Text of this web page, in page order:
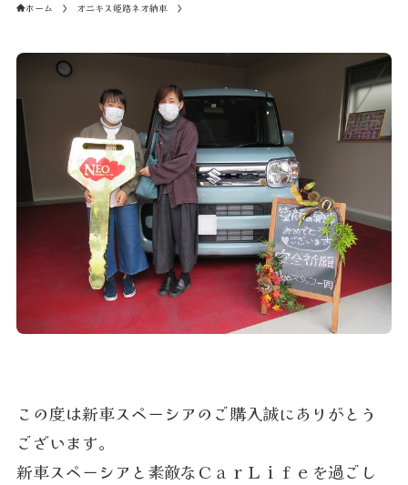
ホーム オニキス姫路ネオ納車
この度は新車スペーシアのご購入誠にありがとう
ございます。
新車スペーシアと素敵なＣａｒＬｉｆｅを過ごし